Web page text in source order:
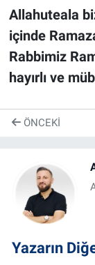
Allahuteala
içinde
Rabbimiz
hayırlı ve
ÖNCEKI
Yazarın